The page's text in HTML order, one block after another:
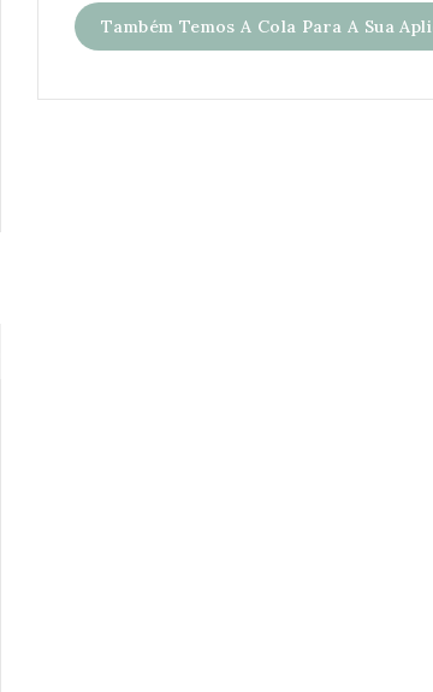
Também Temos A Cola Para A Sua